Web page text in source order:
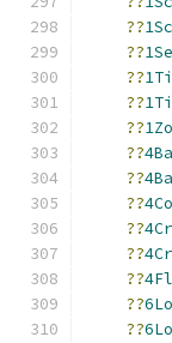
??
??
??
??
??
??
??
??
??
??
??
??
??